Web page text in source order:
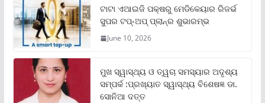
ଟାଟା ଏଆଇଜି ପକ୍ଷରୁ ମେଡିକେୟାର ରିଜର୍ଭ
ସୁପର ଟପ୍‌-ଅପ୍ ପ୍ଲାନ୍‌ର ଶୁଭାରମ୍ଭ
June 10, 2026
ମୁଖ ସ୍ୱାସ୍ଥ୍ୟ ଓ ତ୍ୱଚା ସମସ୍ୟାର ଅଦୃଶ୍ୟ
ସମ୍ପର୍କ :ପ୍ରଖ୍ୟାତ ସ୍ୱାସ୍ଥ୍ୟ ବିଶେଷଜ୍ଞ ଡା.
ସୋନିଆ ଦତ୍ତ